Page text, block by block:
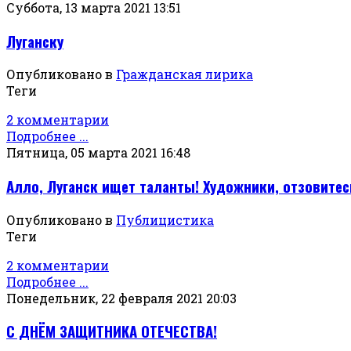
Суббота, 13 марта 2021 13:51
Луганску
Опубликовано в Гражданская лирика
Теги
2 комментарии
Подробнее ...
Пятница, 05 марта 2021 16:48
Алло, Луганск ищет таланты! Художники,
Опубликовано в Публицистика
Теги
2 комментарии
Подробнее ...
Понедельник, 22 февраля 2021 20:03
С ДНЁМ ЗАЩИТНИКА ОТЕЧЕСТВА!